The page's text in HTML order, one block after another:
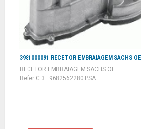
3981000091 RECETOR EMBRAIAGEM SACHS OE
RECETOR EMBRAIAGEM SACHS OE
Refer C 3 : 9682562280 PSA